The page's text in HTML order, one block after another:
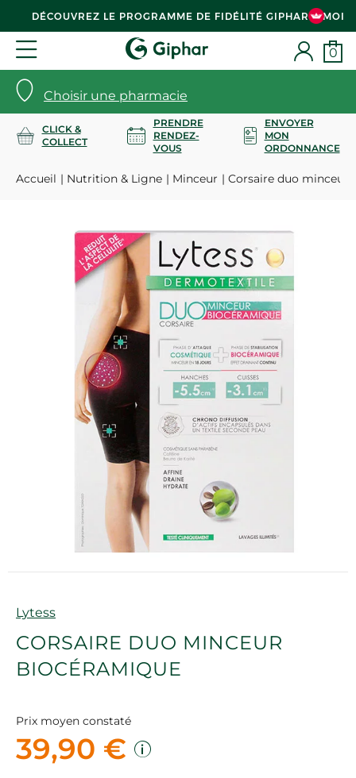
DÉCOUVREZ LE PROGRAMME DE FIDÉLITÉ GIPHAR & MOI
Choisir une pharmacie
0
CLICK &
COLLECT
PRENDRE
RENDEZ-
VOUS
ENVOYER
MON
ORDONNANCE
Accueil Nutrition & Ligne Minceur Corsaire duo minceur
Marque
Lytess
CORSAIRE DUO MINCEUR
BIOCÉRAMIQUE
Prix moyen constaté
39,90 €